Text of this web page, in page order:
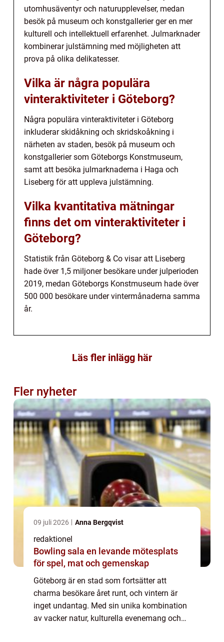
utomhusäventyr och naturupplevelser, medan
besök på museum och konstgallerier ger en mer
kulturell och intellektuell erfarenhet. Julmarknader
kombinerar julstämning med möjligheten att
prova på olika delikatesser.
Vilka är några populära
vinteraktiviteter i Göteborg?
Några populära vinteraktiviteter i Göteborg
inkluderar skidåkning och skridskoåkning i
närheten av staden, besök på museum och
konstgallerier som Göteborgs Konstmuseum,
samt att besöka julmarknaderna i Haga och
Liseberg för att uppleva julstämning.
Vilka kvantitativa mätningar
finns det om vinteraktiviteter i
Göteborg?
Statistik från Göteborg & Co visar att Liseberg
hade över 1,5 miljoner besökare under julperioden
2019, medan Göteborgs Konstmuseum hade över
500 000 besökare under vintermånaderna samma
år.
Läs fler inlägg här
Fler nyheter
09 juli 2026 Anna Bergqvist
redaktionel
Bowling sala en levande mötesplats
för spel, mat och gemenskap
Göteborg är en stad som fortsätter att
charma besökare året runt, och vintern är
inget undantag. Med sin unika kombination
av vacker natur, kulturella evenemang och